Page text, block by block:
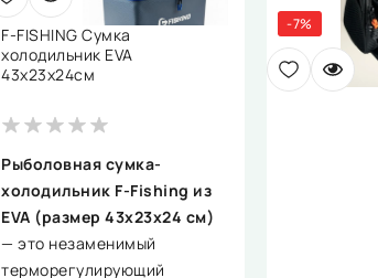
F-FISHING Сумка
холодильник EVA
43х23х24см
Рыболовная сумка-
холодильник F-Fishing из
EVA (размер 43х23х24 см)
— это незаменимый
терморегулирующий
-7%